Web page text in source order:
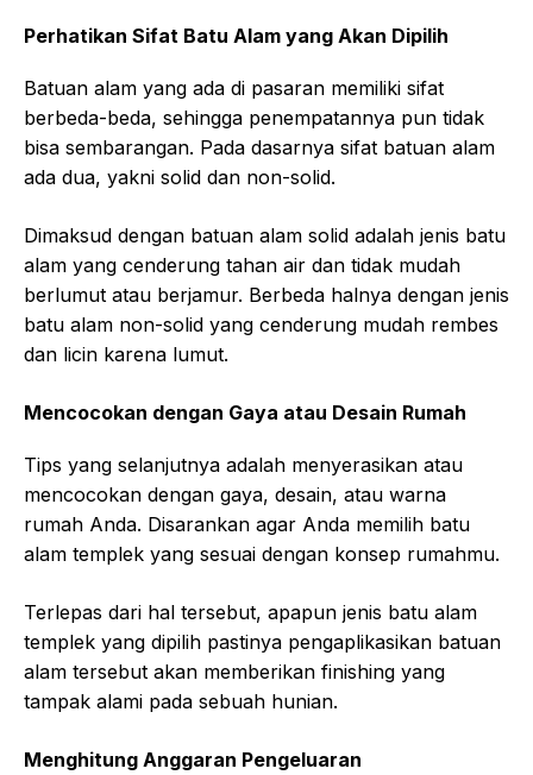
Perhatikan Sifat Batu Alam yang Akan Dipilih
Batuan alam yang ada di pasaran memiliki sifat
berbeda-beda, sehingga penempatannya pun tidak
bisa sembarangan. Pada dasarnya sifat batuan alam
ada dua, yakni solid dan non-solid.
Dimaksud dengan batuan alam solid adalah jenis batu
alam yang cenderung tahan air dan tidak mudah
berlumut atau berjamur. Berbeda halnya dengan jenis
batu alam non-solid yang cenderung mudah rembes
dan licin karena lumut.
Mencocokan dengan Gaya atau Desain Rumah
Tips yang selanjutnya adalah menyerasikan atau
mencocokan dengan gaya, desain, atau warna
rumah Anda. Disarankan agar Anda memilih batu
alam templek yang sesuai dengan konsep rumahmu.
Terlepas dari hal tersebut, apapun jenis batu alam
templek yang dipilih pastinya pengaplikasikan batuan
alam tersebut akan memberikan finishing yang
tampak alami pada sebuah hunian.
Menghitung Anggaran Pengeluaran